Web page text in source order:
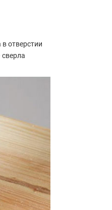
отверстии
сверла